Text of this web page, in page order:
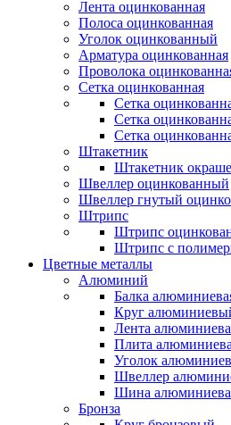
Лента оцинкованная
Полоса оцинкованная
Уголок оцинкованный
Арматура оцинкованная
Проволока
Сетка оцинкованная
Сетка
Сетка
Сетка
Штакетник
Штакетник
Швеллер оцинкованный
Швеллер гнутый
Штрипс
Штрипс
Штрипс с
Цветные металлы
Алюминий
Балка
Круг
Лента
Плита
Уголок
Швеллер
Шина
Бронза